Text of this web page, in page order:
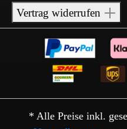
Vertrag widerrufen
* Alle Preise inkl.